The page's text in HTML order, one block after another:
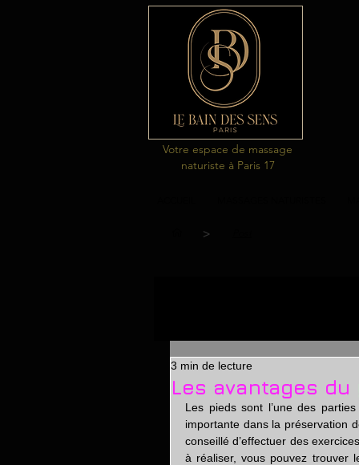
Votre espace de massage
naturiste à Paris 17
>
massage erotique
Les avantages
3 min de lecture
Les pieds sont l’une des
importante dans la préservation
conseillé d’effectuer des
à réaliser, vous pouvez trouver